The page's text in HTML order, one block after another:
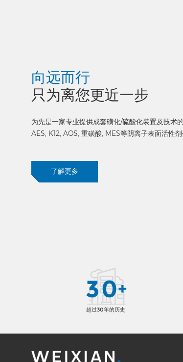
向远而行
只为离您更近一步
为先是一家专业提供成套磺化/硫酸化装置及技术
AES, K12, AOS, 重磺酸, MES等阴离子表面活性
了解更多
30+
超过30年的历史